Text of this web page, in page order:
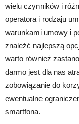
wielu czynników i
operatora i rodzaju
warunkami umowy i
znaleźć najlepszą
warto również
darmo jest dla nas
zobowiązanie do
ewentualne
smartfona.